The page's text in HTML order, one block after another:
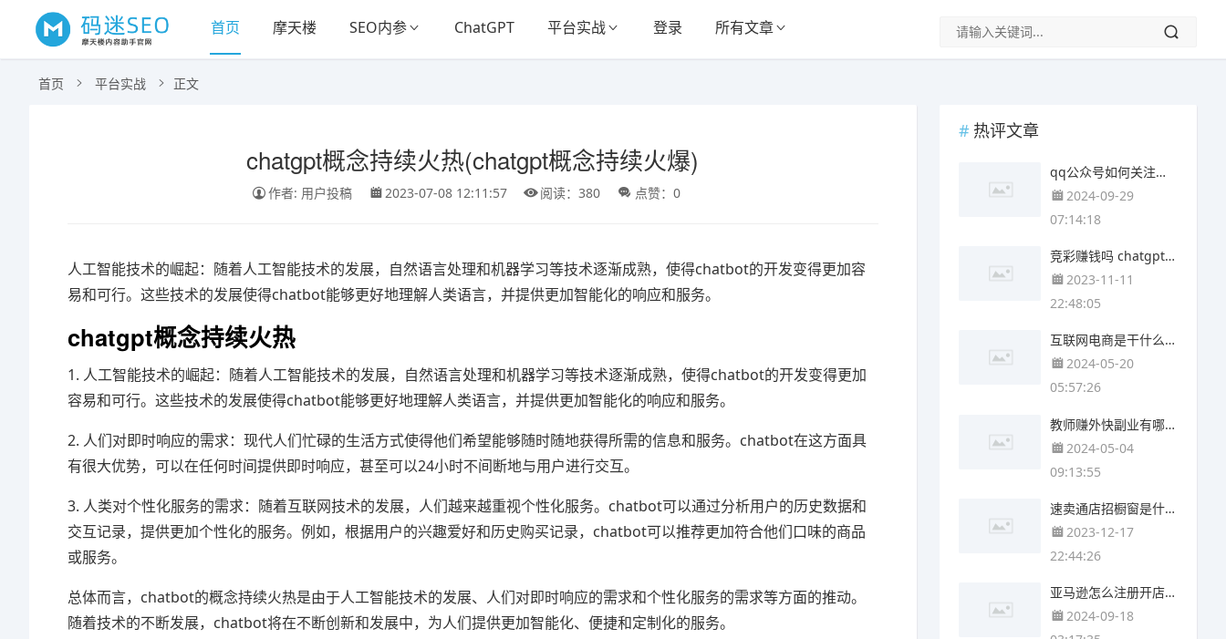
首页 摩天楼 SEO内参 ChatGPT 平台实战 登录 所有文章
首页 平台实战 正文
chatgpt概念持续火热(chatgpt概念持续火爆)
作者: 用户投稿 2023-07-08 12:11:57 阅读：380 点赞：0
人工智能技术的崛起：随着人工智能技术的发展，自然语言处理和机器学习等技术逐渐成熟，使得chatbot的开发变得更加容
易和可行。这些技术的发展使得chatbot能够更好地理解人类语言，并提供更加智能化的响应和服务。
chatgpt概念持续火热
1. 人工智能技术的崛起：随着人工智能技术的发展，自然语言处理和机器学习等技术逐渐成熟，使得chatbot的开发变得更加
容易和可行。这些技术的发展使得chatbot能够更好地理解人类语言，并提供更加智能化的响应和服务。
2. 人们对即时响应的需求：现代人们忙碌的生活方式使得他们希望能够随时随地获得所需的信息和服务。chatbot在这方面具
有很大优势，可以在任何时间提供即时响应，甚至可以24小时不间断地与用户进行交互。
3. 人类对个性化服务的需求：随着互联网技术的发展，人们越来越重视个性化服务。chatbot可以通过分析用户的历史数据和
交互记录，提供更加个性化的服务。例如，根据用户的兴趣爱好和历史购买记录，chatbot可以推荐更加符合他们口味的商品
或服务。
总体而言，chatbot的概念持续火热是由于人工智能技术的发展、人们对即时响应的需求和个性化服务的需求等方面的推动。
随着技术的不断发展，chatbot将在不断创新和发展中，为人们提供更加智能化、便捷和定制化的服务。
热评文章
qq公众号如何关注公众号 qq关注的公众号在哪
2024-09-29
07:14:18
竞彩赚钱吗 chatgpt竞彩
2023-11-11
22:48:05
互联网电商是干什么的 什么是互联网引流
2024-05-20
05:57:26
教师赚外快副业有哪些 兼职赚外快的副业有哪些
2024-05-04
09:13:55
速卖通店招橱窗是什么意思 速卖通揽收是什么意思
2023-12-17
22:44:26
亚马逊怎么注册开店 亚马逊如何注册开店
2024-09-18